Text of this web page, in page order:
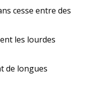
cesse entre des
les lourdes
de longues